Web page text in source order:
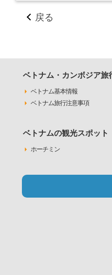
戻る
ベトナム・カンボジア旅
ベトナム基本情報
ベトナム旅行注意事項
ベトナムの観光スポット
ホーチミン